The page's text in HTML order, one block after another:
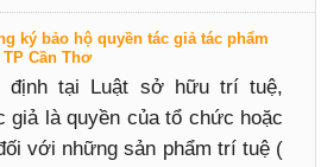
ký bảo hộ quyền tác giả tác phẩm
Cần Thơ
định tại Luật sở hữu trí tuệ,
giả là quyền của tổ chức hoặc
với những sản phẩm trí tuệ (